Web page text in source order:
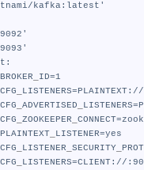
kafka:latest'
:
BROKER
ID=1
CFG LISTENERS=PLAINTEXT://
CFG ADVERTISED
CFG ZOOKEEPER
PLAINTEXT
LISTENER=yes
CFG LISTENER SECURITY
CFG LISTENERS=CLIENT://